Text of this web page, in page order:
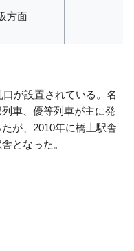
方面
が設置されている。名
車、優等列車が主に発
が、2010年に橋上駅舎
となった。